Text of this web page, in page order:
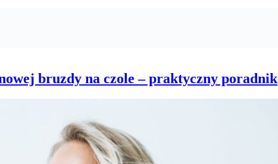
bruzdy na czole – praktyczny poradnik